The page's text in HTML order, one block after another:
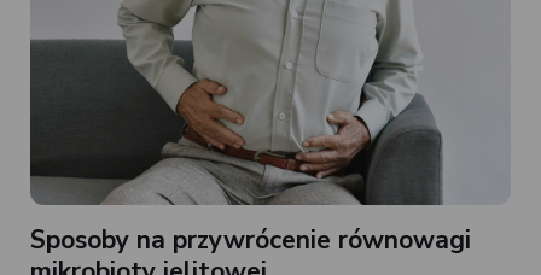
Sposoby na przywrócenie równowagi